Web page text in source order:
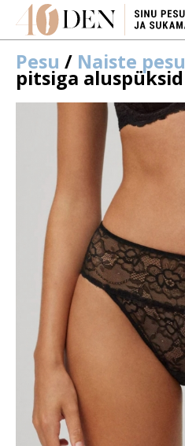
Pesu / Naiste pesu
pitsiga aluspüksid